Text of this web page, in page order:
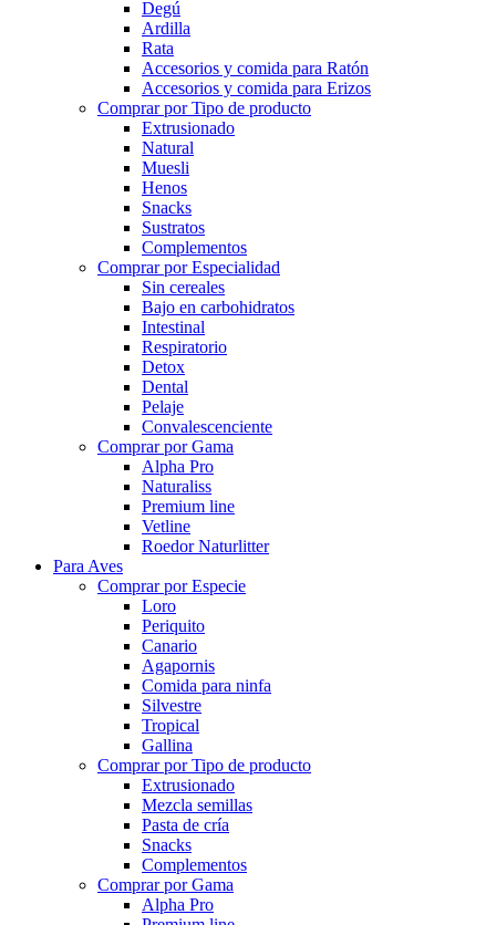
Degú
Ardilla
Rata
Accesorios y comida para Ratón
Accesorios y comida para Erizos
Comprar por Tipo de producto
Extrusionado
Natural
Muesli
Henos
Snacks
Sustratos
Complementos
Comprar por Especialidad
Sin cereales
Bajo en carbohidratos
Intestinal
Respiratorio
Detox
Dental
Pelaje
Convalescenciente
Comprar por Gama
Alpha Pro
Naturaliss
Premium line
Vetline
Roedor Naturlitter
Para Aves
Comprar por Especie
Loro
Periquito
Canario
Agapornis
Comida para ninfa
Silvestre
Tropical
Gallina
Comprar por Tipo de producto
Extrusionado
Mezcla semillas
Pasta de cría
Snacks
Complementos
Comprar por Gama
Alpha Pro